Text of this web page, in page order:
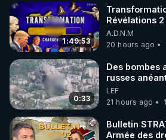
le code : REGENERE
1:49:53
Révélations
07/08/26
A.D.N.M
20 hours ago
0:33
Des bombes
russes
centres de
drones de 3
ukrainienne
LEF
21 hours ago
Bulletin
Armée des